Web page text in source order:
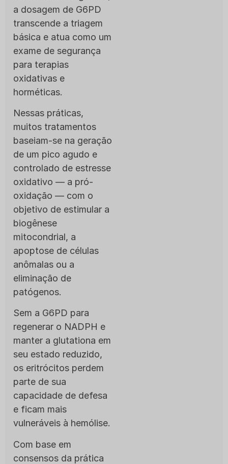
a dosagem de G6PD
transcende a triagem
básica e atua como um
exame de segurança
para terapias
oxidativas e
horméticas.
Nessas práticas,
muitos tratamentos
baseiam-se na geração
de um pico agudo e
controlado de estresse
oxidativo — a pró-
oxidação — com o
objetivo de estimular a
biogênese
mitocondrial, a
apoptose de células
anômalas ou a
eliminação de
patógenos.
Sem a G6PD para
regenerar o NADPH e
manter a glutationa em
seu estado reduzido,
os eritrócitos perdem
parte de sua
capacidade de defesa
e ficam mais
vulneráveis à hemólise.
Com base em
consensos da prática